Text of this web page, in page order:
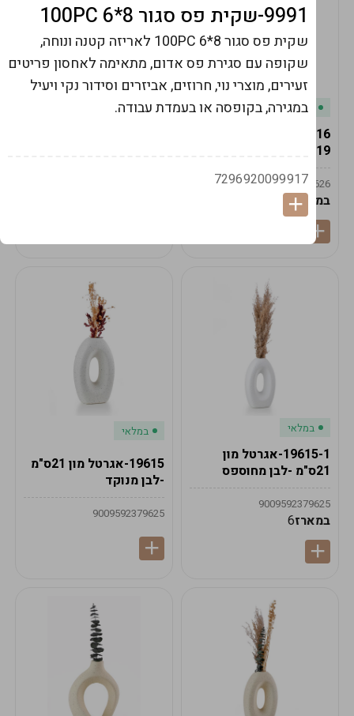
במלאי
19ס"מ -קרם
9009492379626
במארז6
במלאי
במלאי
19615-1-אגרטל מון
21ס"מ -לבן מחוספס
9009592379625
במארז6
במלאי
19615-אגרטל מון 21ס"מ
-לבן מנוקד
9009592379625
9991-שקית פס סגור 8*6 100PC
שקית פס סגור 8*6 100PC לאריזה קטנה ונוחה,
שקופה עם סגירת פס אדום, מתאימה לאחסון פריטים
זעירים, מוצרי נוי, חרוזים, אביזרים וסידור נקי ויעיל
במגירה, בקופסה או בעמדת עבודה.
7296920099917